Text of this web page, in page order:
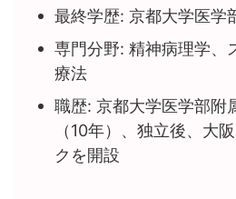
最終学歴: 京都大学医学
専門分野: 精神病理学、
療法
職歴: 京都大学医学部附
（10年）、独立後、大
クを開設